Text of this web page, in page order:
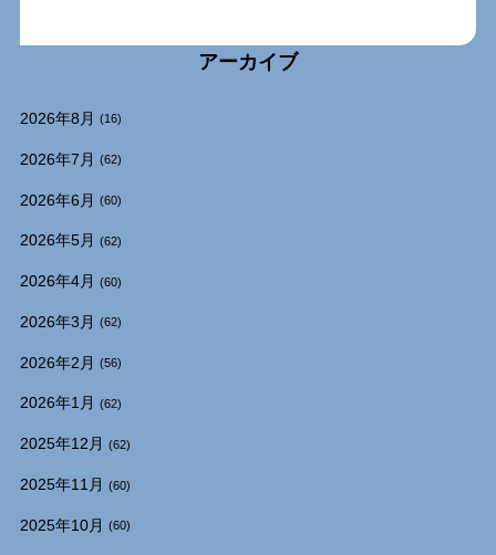
アーカイブ
2026年8月 (16)
2026年7月 (62)
2026年6月 (60)
2026年5月 (62)
2026年4月 (60)
2026年3月 (62)
2026年2月 (56)
2026年1月 (62)
2025年12月 (62)
2025年11月 (60)
2025年10月 (60)